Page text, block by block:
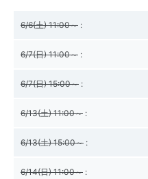
6/6(土) 11:00～ :
6/7(日) 11:00～ :
6/7(日) 15:00～ :
6/13(土) 11:00～ :
6/13(土) 15:00～ :
6/14(日) 11:00～ :